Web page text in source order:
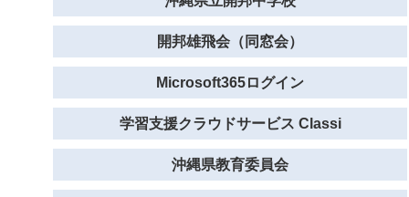
開邦雄飛会（同窓会）
Microsoft365ログイン
学習支援クラウドサービス Classi
沖縄県教育委員会